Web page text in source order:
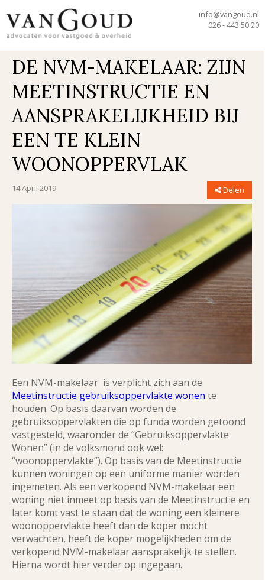
info@vangoud.nl
026 - 443 50 20
home
blogs & artikelen
de nvm-makelaar: zijn meetinstructie en aansprakelijkheid bij
een te klein woonoppervlak
DE NVM-MAKELAAR: ZIJN
MEETINSTRUCTIE EN
AANSPRAKELIJKHEID BIJ
EEN TE KLEIN
WOONOPPERVLAK
14 April 2019 Delen
Een NVM-makelaar is verplicht zich aan de
Meetinstructie gebruiksoppervlakte wonen te
houden. Op basis daarvan worden de
gebruiksoppervlakten die op funda worden getoond
vastgesteld, waaronder de “Gebruiksoppervlakte
Wonen” (in de volksmond ook wel:
“woonoppervlakte”). Op basis van de Meetinstructie
kunnen woningen op een uniforme manier worden
ingemeten. Als een verkopend NVM-makelaar een
woning niet inmeet op basis van de Meetinstructie en
later komt vast te staan dat de woning een kleinere
woonoppervlakte heeft dan de koper mocht
verwachten, heeft de koper mogelijkheden om de
verkopend NVM-makelaar aansprakelijk te stellen.
Hierna wordt hier verder op ingegaan.